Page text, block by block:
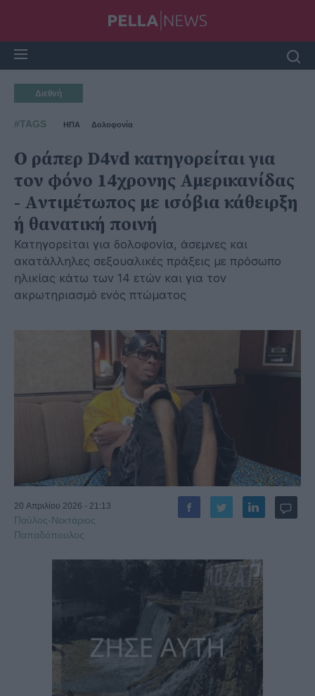
Διεθνή
#TAGS ΗΠΑ Δολοφονία
Ο ράπερ D4vd κατηγορείται για
τον φόνο 14χρονης Αμερικανίδας
- Aντιμέτωπος με ισόβια κάθειρξη
ή θανατική ποινή
Κατηγορείται για δολοφονία, άσεμνες και
ακατάλληλες σεξουαλικές πράξεις με πρόσωπο
ηλικίας κάτω των 14 ετών και για τον
ακρωτηριασμό ενός πτώματος
20 Απριλίου 2026 - 21:13
Παύλος-Νεκτάριος
Παπαδόπουλος